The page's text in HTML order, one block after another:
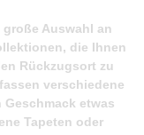
Auswahl an
die Ihnen
Rückzugsort zu
verschiedene
etwas
Tapeten oder